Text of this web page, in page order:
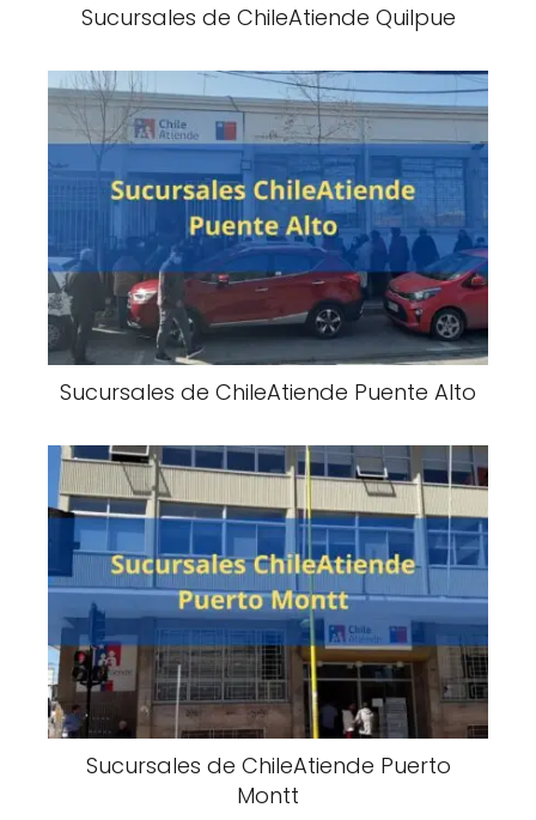
Sucursales de ChileAtiende Quilpue
Sucursales de ChileAtiende Puente Alto
Sucursales de ChileAtiende Puerto
Montt